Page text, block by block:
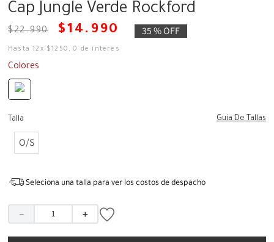
Cap Jungle Verde Rockford
$22.990 $14 . 990 35 %OFF
Hasta12 x $1250 ,0 de interés
Colores
Talla Guia De Tallas
O/S
Seleciona una talla para ver los costos de despacho
＋
－